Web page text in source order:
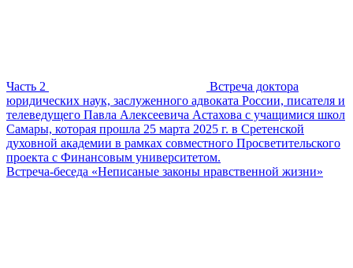
Часть 2
Встреча доктора
юридических наук, заслуженного адвоката России, писателя и
телеведущего Павла Алексеевича Астахова с учащимися школ
Самары, которая прошла 25 марта 2025 г. в Сретенской
духовной академии в рамках совместного Просветительского
проекта с Финансовым университетом.
Встреча-беседа «Неписаные законы нравственной жизни»